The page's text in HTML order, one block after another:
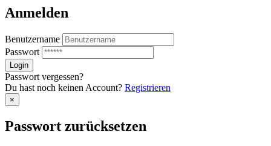
Anmelden
Benutzername
Passwort
Passwort vergessen?
Du hast noch keinen Account? Registrieren
×
Passwort zurücksetzen